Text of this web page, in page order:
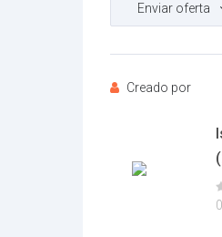
Enviar oferta
Creado por